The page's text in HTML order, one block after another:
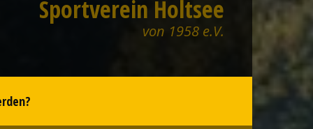
Sportverein Holtsee
von 1958 e.V.